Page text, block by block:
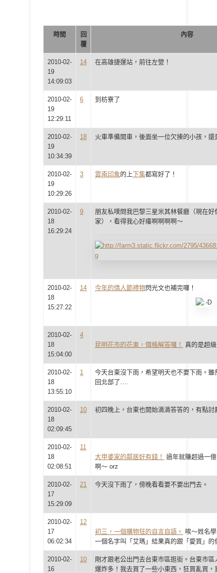
時間
回
覆
內容
2010-02-
19
14:09:03
14 在高雄捷運站，前往左營！
2010-02-
19
12:29:11
6 到枋寮了
2010-02-
19
10:34:39
18 火車準備開車，後面坐一位欠揍的小孩，還
2010-02-
19
10:29:26
3 雲南印象的上下集都寫好了！
2010-02-
18
16:29:24
9
朋友私噗問我巴黎三星米其林餐廳（現在
家），看得我心好癢啊啊啊啊～
2010-02-
18
15:27:22
14 今年的情人節禮物閃光文也補完囉！
2010-02-
18
15:04:00
4
昆明花市的花束，價格解答囉！ 真的是超
2010-02-
18
13:55:10
1
今天台東沒下雨，希望明天也不要下雨。
回北部了….
2010-02-
18
02:09:45
10 初四晚上，台東也開始滴滴答答的，有點討
2010-02-
18
02:08:51
11
大甲婆家的鄰居好有錢！ 過年就賺超過一
啊～ orz
2010-02-
17
15:29:09
21 今天沒下雨了，傍晚看看要不要出門去。
2010-02-
17
06:02:34
12
初三，一個購物狂的自言自語。 唉～姓名
一個名字叫「艾瑪」結果真的跟「愛買」的
2010-02-
16
10
剛才跟老公出門去台東市區逛街。台東市
爆炸多！我去買了一些小東西，狂買亂買